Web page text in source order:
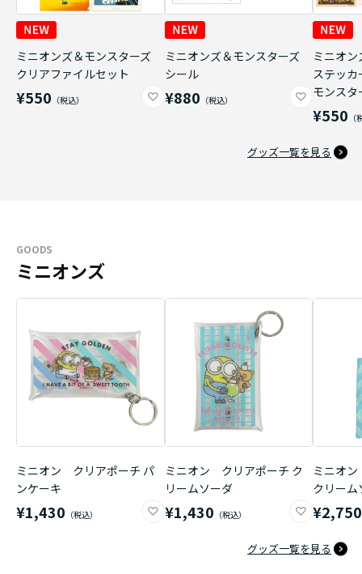
ミニオンズ＆モンスターズ
クリアファイルセット
¥550
ミニオンズ＆モンスターズ
シール
¥880
ミニオ
ステッ
モンスタ
¥550
グッズ一覧を見る
GOODS
ミニオンズ
ミニオン クリアポーチ パ
ンケーキ
¥1,430
ミニオン クリアポーチ ク
リームソーダ
¥1,430
ミニオ
クリーム
¥2,750
グッズ一覧を見る